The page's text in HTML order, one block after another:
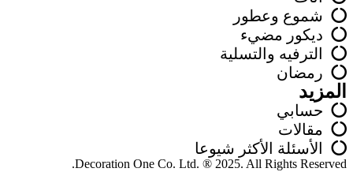
شموع وعطور
ديكور مضيء
الترفيه والتسلية
رمضان
المزيد
حسابي
مقالات
الأسئلة الأكثر شيوعا
Decoration One Co. Ltd. ® 2025. All Rights Reserved.